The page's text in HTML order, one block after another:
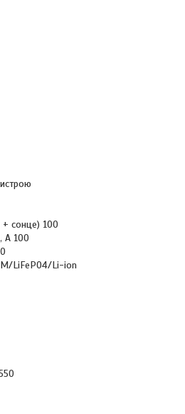
сонце) 100
А 100
LiFePO4/Li-ion